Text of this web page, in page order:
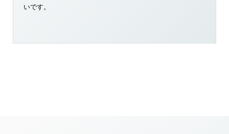
いです。